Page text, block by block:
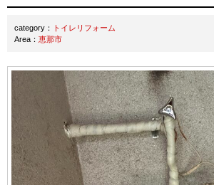
category：
トイレリフォーム
Area： 恵那市